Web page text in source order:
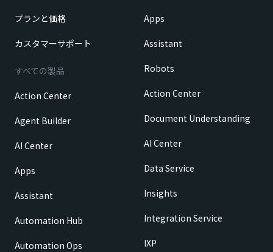
プランと価格
カスタマーサポート
すべての製品
Action Center
Agent Builder
AI Center
Apps
Assistant
Automation Hub
Automation Ops
Apps
Assistant
Robots
Action Center
Document Understanding
AI Center
Data Service
Insights
Integration Service
IXP